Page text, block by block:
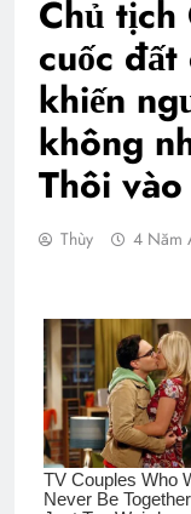
Chủ tịch
cuốc
khiến
không
Thôi
Thùy 4 Năm